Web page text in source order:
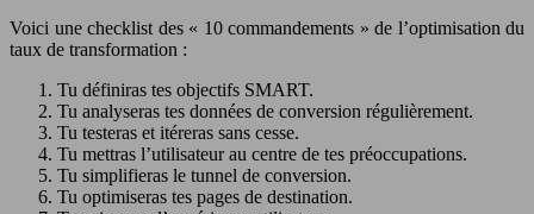
Voici une checklist des « 10 commandements » de l’optimisation du
taux de transformation :
Tu définiras tes objectifs SMART.
Tu analyseras tes données de conversion régulièrement.
Tu testeras et itéreras sans cesse.
Tu mettras l’utilisateur au centre de tes préoccupations.
Tu simplifieras le tunnel de conversion.
Tu optimiseras tes pages de destination.